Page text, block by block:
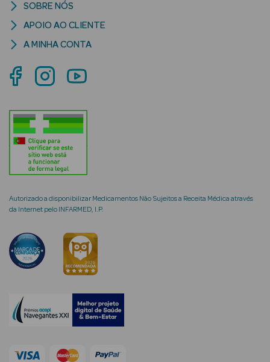
Rosto
Lábios
Criança
Rosto e
Ver Tudo
Cosmética
Hidratantes
Creme de Olhos
envelhecimento
Autorizado a disponibilizar Medicamentos Não Sujeitos a Receita Médica através
da Internet pelo INFARMED, I.P.
SOBRE NÓS
APOIO AO CLIENTE
A MINHA CONTA